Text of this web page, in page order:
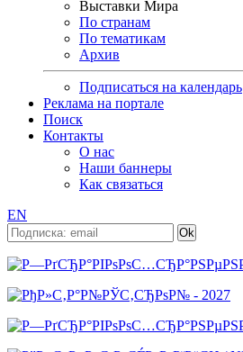
Выставки Мира
По странам
По тематикам
Архив
Подписаться на календарь
Реклама на портале
Поиск
Контакты
О нас
Наши баннеры
Как связаться
EN